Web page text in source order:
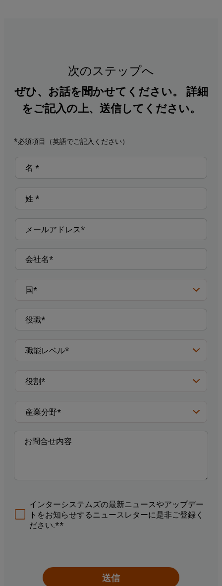
次のステップへ
ぜひ、お話を聞かせてください。 詳細
をご記入の上、送信してください。
*必須項目（英語でご記入ください）
インターシステムズの最新ニュースやアップデー
トをお知らせするニュースレターに是非ご登録く
ださい.**
送信